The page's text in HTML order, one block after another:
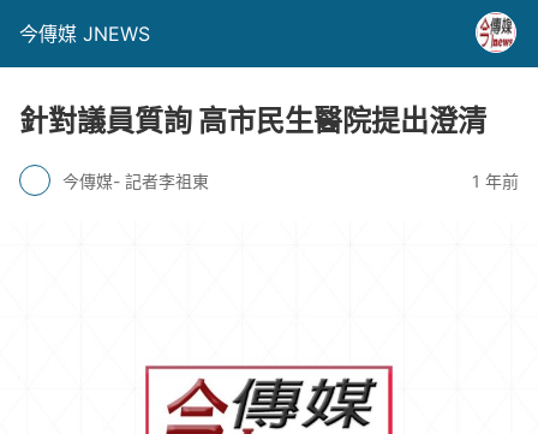
今傳媒 JNEWS
針對議員質詢 高市民生醫院提出澄清
今傳媒- 記者李祖東 1 年前